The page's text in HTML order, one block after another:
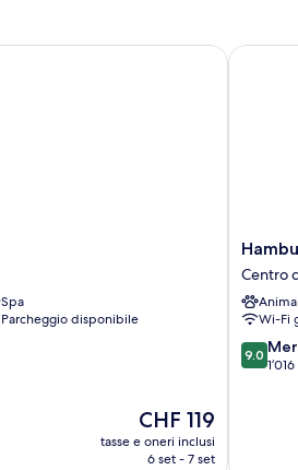
Spa
Parcheggio disponibile
Il
prezzo
attuale
CHF 119
tasse e oneri inclusi
6 set - 7 set
Marriott
Hotel
Centro
di
Centro
Wi-Fi
9.0
su
9.0